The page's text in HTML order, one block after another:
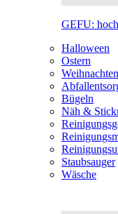
GEFU:
Halloween
Ostern
Weihnachten
Bügeln
Näh &
Staubsauger
Wäsche